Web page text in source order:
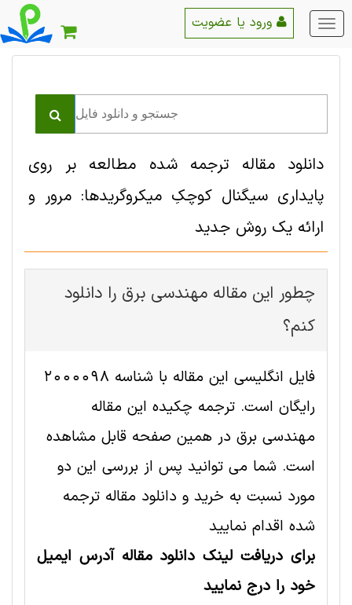
منو
اصلی
دانلود مقاله ترجمه شده مطالعه بر روی
پایداری سیگنال کوچکِ میکروگریدها: مرور و
ارائه یک روش جدید
چطور این مقاله مهندسی برق را دانلود
کنم؟
فایل انگلیسی این مقاله با شناسه 2000098
رایگان است. ترجمه چکیده این مقاله
مهندسی برق در همین صفحه قابل مشاهده
است. شما می توانید پس از بررسی این دو
مورد نسبت به خرید و دانلود مقاله ترجمه
شده اقدام نمایید
برای دریافت لینک دانلود مقاله آدرس ایمیل
خود را درج نمایید